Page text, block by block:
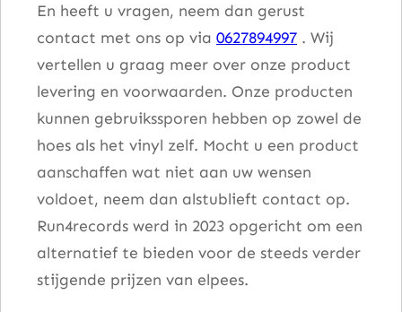
En heeft u vragen, neem dan gerust
contact met ons op via 0627894997 . Wij
vertellen u graag meer over onze product
levering en voorwaarden. Onze producten
kunnen gebruikssporen hebben op zowel de
hoes als het vinyl zelf. Mocht u een product
aanschaffen wat niet aan uw wensen
voldoet, neem dan alstublieft contact op.
Run4records werd in 2023 opgericht om een
alternatief te bieden voor de steeds verder
stijgende prijzen van elpees.